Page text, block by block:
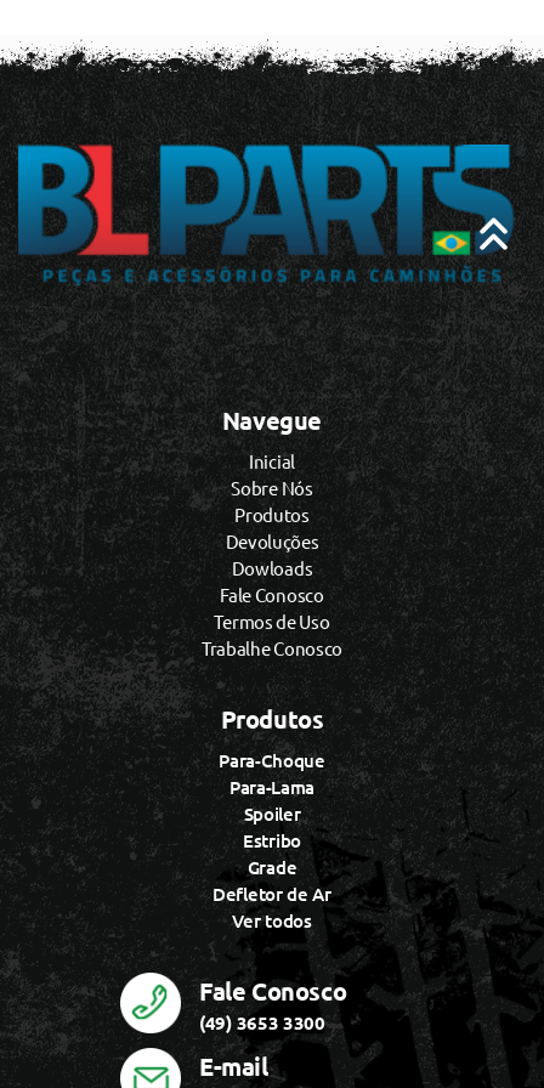
Navegue
Inicial
Sobre Nós
Produtos
Devoluções
Dowloads
Fale Conosco
Termos de Uso
Trabalhe Conosco
Produtos
Para-Choque
Para-Lama
Spoiler
Estribo
Grade
Defletor de Ar
Ver todos
Fale Conosco
(49) 3653 3300
E-mail